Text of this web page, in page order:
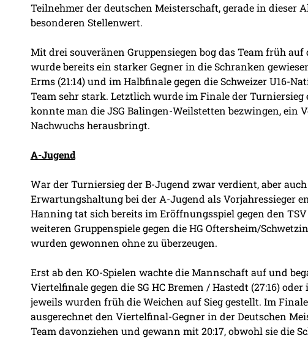
Teilnehmer der deutschen Meisterschaft, gerade in dieser
besonderen Stellenwert.
Mit drei souveränen Gruppensiegen bog das Team früh
wurde bereits ein starker Gegner in die Schranken
Erms (21:14) und im Halbfinale gegen die Schweizer U16-
Team sehr stark. Letztlich wurde im Finale der Turniersieg
konnte man die JSG Balingen-Weilstetten bezwingen, ein
Nachwuchs herausbringt.
A-Jugend
War der Turniersieg der B-Jugend zwar verdient, aber
Erwartungshaltung bei der A-Jugend als Vorjahressieger
Hanning tat sich bereits im Eröffnungsspiel gegen den
weiteren Gruppenspiele gegen die HG Oftersheim/
wurden gewonnen ohne zu überzeugen.
Erst ab den KO-Spielen wachte die Mannschaft auf und
Viertelfinale gegen die SG HC Bremen / Hastedt (27:16)
jeweils wurden früh die Weichen auf Sieg gestellt. Im
ausgerechnet den Viertelfinal-Gegner in der Deutschen
Team davonziehen und gewann mit 20:17, obwohl sie die